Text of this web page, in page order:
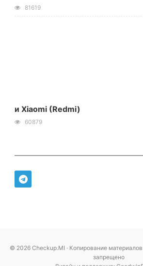
81619
и Xiaomi (Redmi)
60879
© 2026 Checkup.MI · Копирование
запрещено